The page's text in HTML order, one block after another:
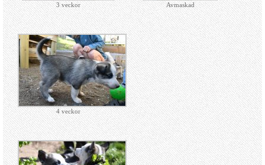
3 veckor Avmaskad
4 veckor